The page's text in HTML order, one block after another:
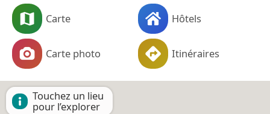
Carte Hôtels
Carte photo Itinéraires
Touchez un lieu
pour l’explorer